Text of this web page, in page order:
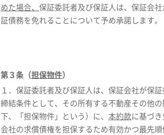
めた場合、 保証委託者及び保証人は、保証会
証債務を免れることについて予め承諾します。
第３条（担保物件）
１．保証委託者及び保証人は、保証会社が保
締結条件として、その所有する不動産その他
下、「担保物件」という）に、 本約款に基づ
会社の求償債権を担保するため有効かつ最先